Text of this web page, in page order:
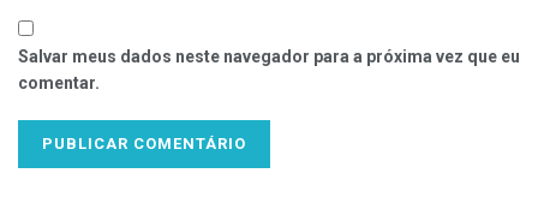
Salvar meus dados neste navegador para a próxima vez que eu
comentar.